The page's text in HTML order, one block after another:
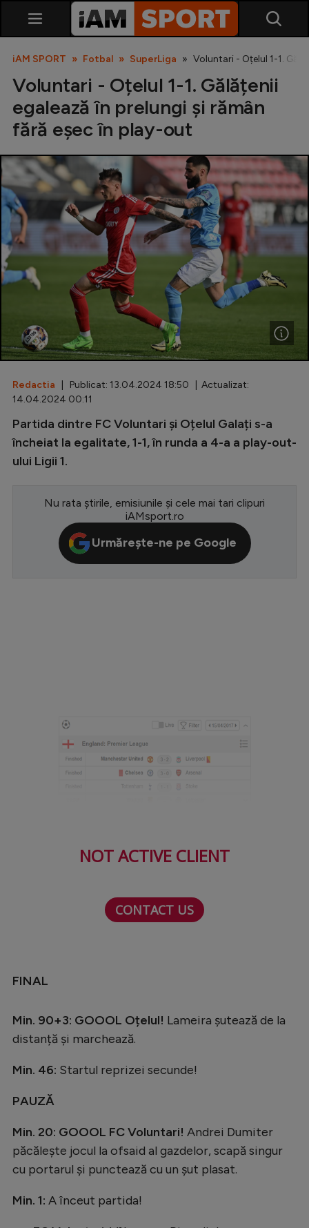
SuperLiga
Liga 2
Cupa României
Echipa Națională
U21
Fotbal feminin
Special
Diverse
Inedit
Europa League
Conference League
CM 2026
Starurile fotbalului
EURO 2024
Handbal
Auto
Rugby
Ciclism
JO 2026
iAM SPORT Fotbal SuperLiga Voluntari - Oțelul 1-1.
Voluntari - Oțelul 1-1. Gălățenii
egalează în prelungi și rămân
fără eșec în play-out
Redactia | Publicat: 13.04.2024 18:50 | Actualizat:
14.04.2024 00:11
Partida dintre FC Voluntari și Oțelul Galați s-a
încheiat la egalitate, 1-1, în runda a 4-a a play-out-
ului Ligii 1.
Nu rata știrile, emisiunile și cele mai tari clipuri
iAMsport.ro
Urmărește-ne pe Google
NOT ACTIVE CLIENT
CONTACT US
FINAL
Min. 90+3: GOOOL Oțelul! Lameira șutează de la
distanță și marchează.
Min. 46: Startul reprizei secunde!
PAUZĂ
​​Min. 20: GOOOL FC Voluntari! Andrei Dumiter
păcălește jocul la ofsaid al gazdelor, scapă singur
cu portarul și punctează cu un șut plasat.
Min. 1: A înceut partida!